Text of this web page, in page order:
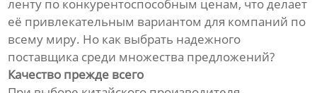
ленту по конкурентоспособным ценам, что делает
её привлекательным вариантом для компаний по
всему миру. Но как выбрать надежного
поставщика среди множества предложений?
Качество прежде всего